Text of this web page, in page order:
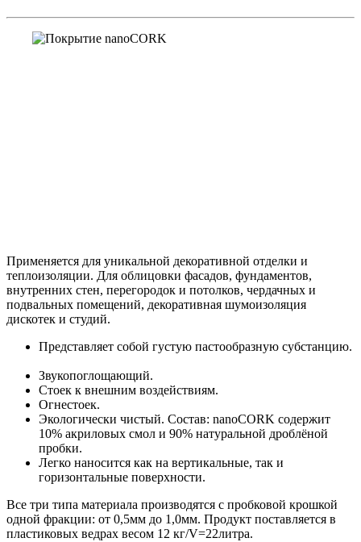
Применяется для уникальной декоративной отделки и
теплоизоляции. Для облицовки фасадов, фундаментов,
внутренних стен, перегородок и потолков, чердачных и
подвальных помещений, декоративная шумоизоляция
дискотек и студий.
Представляет собой густую пастообразную субстанцию.
Звукопоглощающий.
Стоек к внешним воздействиям.
Огнестоек.
Экологически чистый. Состав: nanoCORK содержит
10% акриловых смол и 90% натуральной дроблёной
пробки.
Легко наносится как на вертикальные, так и
горизонтальные поверхности.
Все три типа материала производятся с пробковой крошкой
одной фракции: от 0,5мм до 1,0мм. Продукт поставляется в
пластиковых ведрах весом 12 кг/V=22литра.